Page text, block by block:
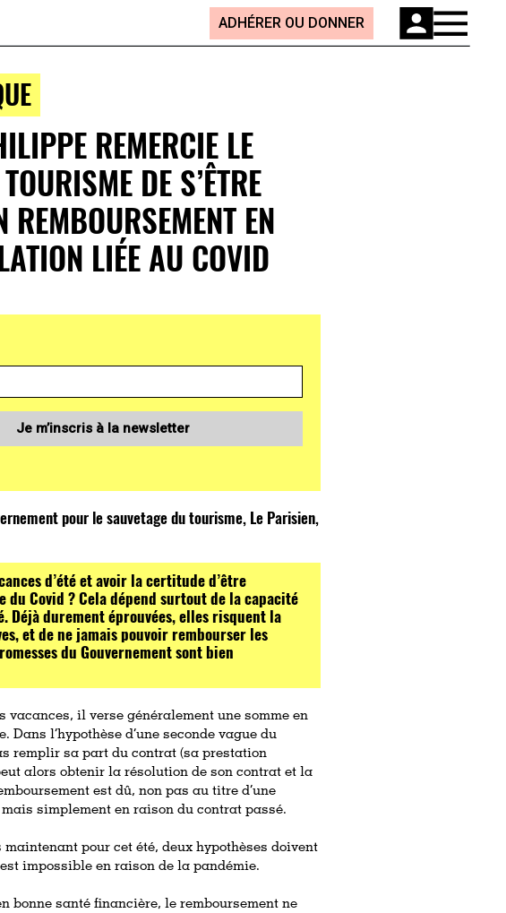
ADHÉRER OU DONNER
REMERCIE LE
DE S’ÊTRE
REMBOURSEMENT EN
LIÉE AU COVID
Je m’inscris à la newsletter
pour le sauvetage du tourisme, Le Parisien,
d’été et avoir la certitude d’être
du Covid ? Cela dépend surtout de la capacité
Déjà durement éprouvées, elles risquent la
et de ne jamais pouvoir rembourser les
du Gouvernement sont bien
vacances, il verse généralement une somme en
l’hypothèse d’une seconde vague du
remplir sa part du contrat (sa prestation
alors obtenir la résolution de son contrat et la
est dû, non pas au titre d’une
simplement en raison du contrat passé.
pour cet été, deux hypothèses doivent
impossible en raison de la pandémie.
bonne santé financière, le remboursement ne